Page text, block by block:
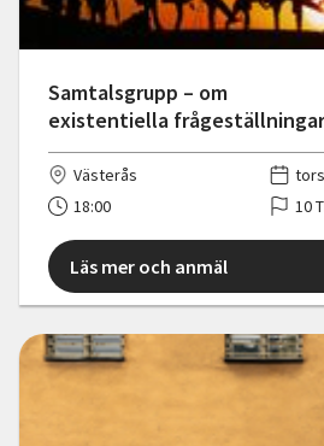
Samtalsgrupp – om
existentiella frågeställningar
Västerås
18:00
10
Läs mer och anmäl